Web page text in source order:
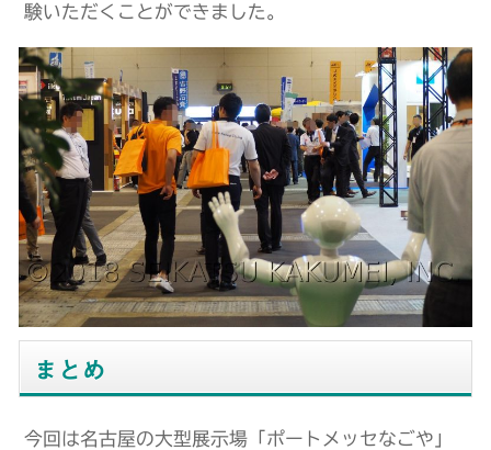
験いただくことができました。
まとめ
今回は名古屋の大型展示場「ポートメッセなごや」